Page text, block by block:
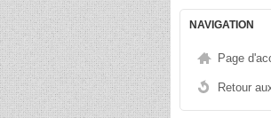
NAVIGATION
Page
Retour